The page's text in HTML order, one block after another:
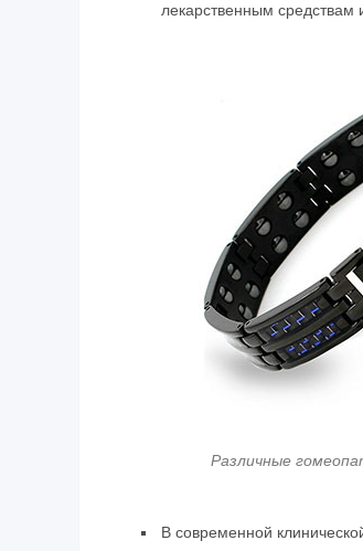
лекарственным
Различные
В современной